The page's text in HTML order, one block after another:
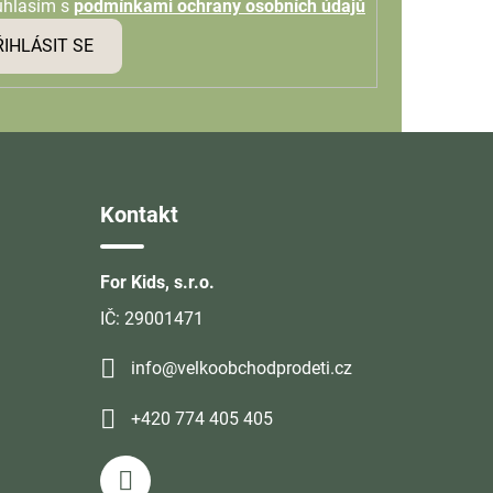
s podmínkami ochrany osobních údajů
SE
Kontakt
For Kids, s.r.o.
IČ: 29001471
info@velkoobchodprodeti.cz
+420 774 405 405